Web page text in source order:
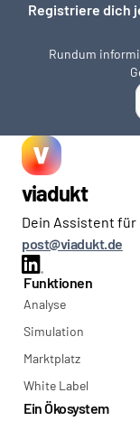
Registriere dich
Rundum
viadukt
Dein Assistent
post@viadukt.de
Funktionen
Analyse
Simulation
Marktplatz
White Label
Ein Ökosystem